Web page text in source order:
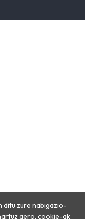
ditu zure nabigazio-
gero, cookie-ak